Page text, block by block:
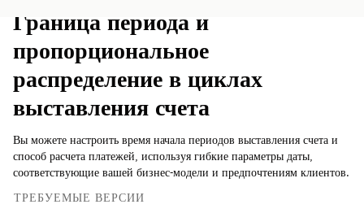
Граница периода и
пропорциональное
распределение в циклах
выставления счета
Вы можете настроить время начала периодов выставления счета и
способ расчета платежей, используя гибкие параметры даты,
соответствующие вашей бизнес-модели и предпочтениям клиентов.
ТРЕБУЕМЫЕ ВЕРСИИ